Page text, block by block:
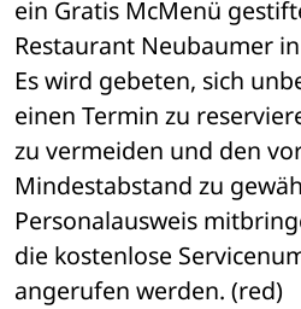
ein Gratis McMenü
Restaurant Neubaumer
Es wird gebeten, sich
einen Termin zu
zu vermeiden und den
Mindestabstand zu
Personalausweis
die kostenlose
angerufen werden. (red)